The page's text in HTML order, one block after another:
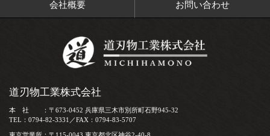
会社概要 お問い合わせ
道刃物工業株式会社
本 社 ：〒673-0452 兵庫県三木市別所町石野945-32
TEL：0794-82-3331／FAX：0794-83-5707